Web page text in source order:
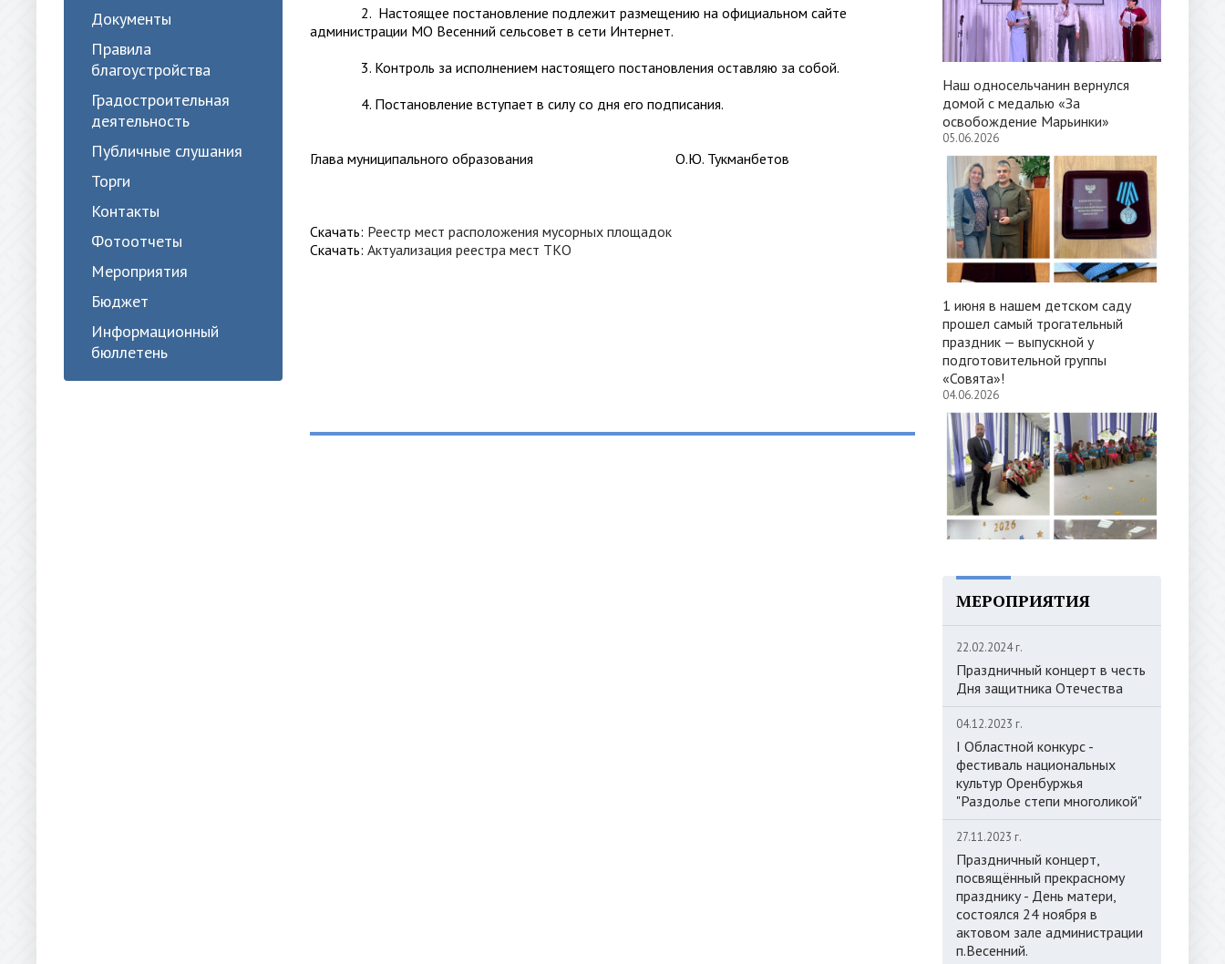
Документы
Правила
благоустройства
Градостроительная
деятельность
Публичные слушания
Торги
Контакты
Фотоотчеты
Мероприятия
Бюджет
Информационный
бюллетень
2. Настоящее постановление подлежит размещению на официальном сайте
администрации МО Весенний сельсовет в сети Интернет.
3. Контроль за исполнением настоящего постановления оставляю за собой.
4. Постановление вступает в силу со дня его подписания.
Глава муниципального образования О.Ю. Тукманбетов
Скачать: Реестр мест расположения мусорных площадок
Скачать: Актуализация реестра мест ТКО
Наш односельчанин вернулся
домой с медалью «За
освобождение Марьинки»
05.06.2026
1 июня в нашем детском саду
прошел самый трогательный
праздник — выпускной у
подготовительной группы
«Совята»!
04.06.2026
МЕРОПРИЯТИЯ
22.02.2024 г.
Праздничный концерт в честь
Дня защитника Отечества
04.12.2023 г.
I Областной конкурс -
фестиваль национальных
культур Оренбуржья
"Раздолье степи многоликой"
27.11.2023 г.
Праздничный концерт,
посвящённый прекрасному
празднику - День матери,
состоялся 24 ноября в
актовом зале администрации
п.Весенний.